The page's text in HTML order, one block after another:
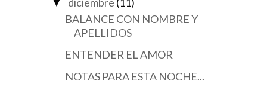
▼
BALANCE CON NOMBRE Y
APELLIDOS
ENTENDER EL AMOR
NOTAS PARA ESTA NOCHE...